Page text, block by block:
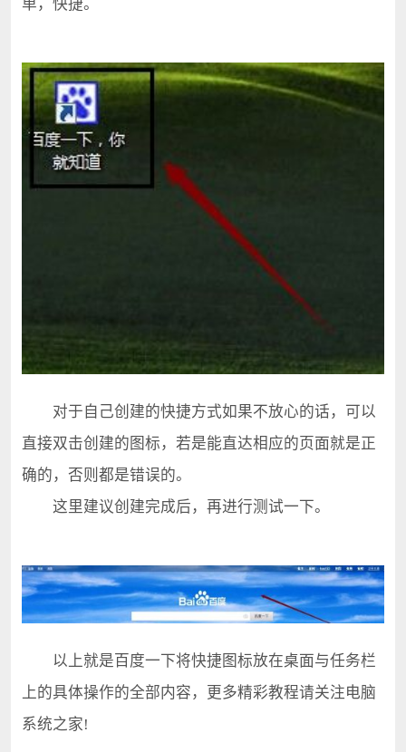
单，快捷。
对于自己创建的快捷方式如果不放心的话，可以
直接双击创建的图标，若是能直达相应的页面就是正
确的，否则都是错误的。
这里建议创建完成后，再进行测试一下。
以上就是百度一下将快捷图标放在桌面与任务栏
上的具体操作的全部内容，更多精彩教程请关注电脑
系统之家!